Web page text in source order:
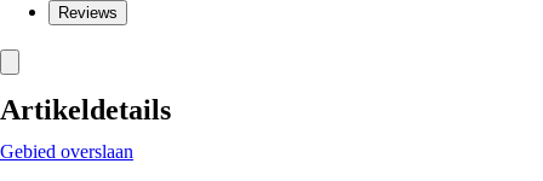
Reviews
Artikeldetails
Gebied overslaan